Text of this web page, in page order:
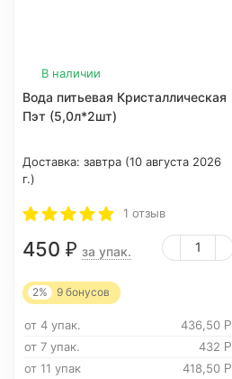
В наличии
Вода питьевая Кристаллическая
Пэт (5,0л*2шт)
Доставка: завтра (10 августа 2026
г.)
1 отзыв
450 ₽ за упак.
2% 9 бонусов
от 4 упак. 436,50 Р
от 7 упак. 432 Р
от 11 упак 418,50 Р